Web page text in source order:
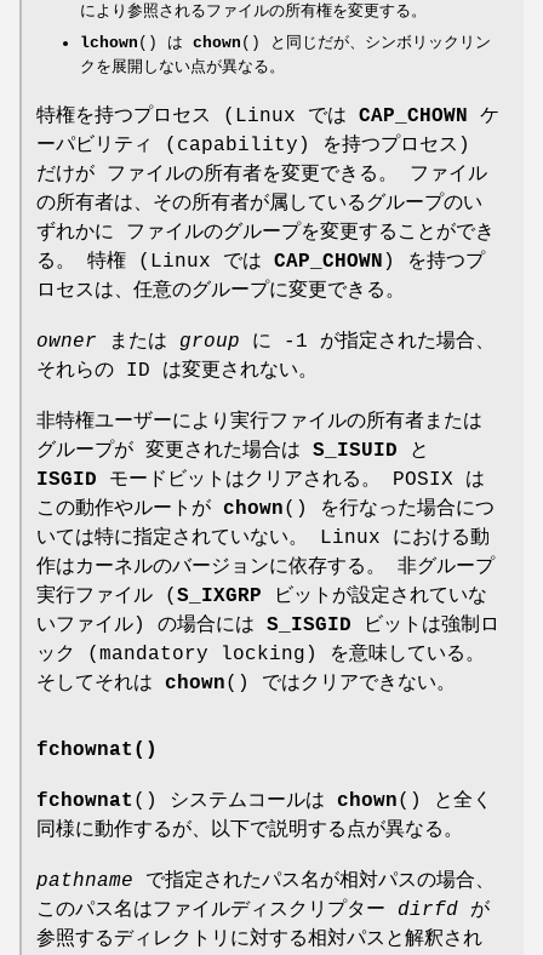
により参照されるファイルの所有権を変更する。
lchown () は chown () と同じだが、シンボリックリン
クを展開しない点が異なる。
特権を持つプロセス (Linux では CAP_CHOWN
ケ
ーパビリティ (capability) を持つプロセス)
だけが ファイルの所有者を変更できる。 ファイル
の所有者は、その所有者が属しているグループのい
ずれかに ファイルのグループを変更することができ
る。 特権 (Linux では CAP_CHOWN ) を持つプ
ロセスは、任意のグループに変更できる。
owner または group に -1 が指定された場合、
それらの ID は変更されない。
非特権ユーザーにより実行ファイルの所有者または
グループが 変更された場合は S_ISUID と
ISGID モードビットはクリアされる。 POSIX は
この動作やルートが chown() を行なった場合につ
いては特に指定されていない。 Linux における動
作はカーネルのバージョンに依存する。 非グループ
実行ファイル ( S_IXGRP ビットが設定されていな
いファイル) の場合には S_ISGID ビットは強制ロ
ック (mandatory locking) を意味している。
そしてそれは chown() ではクリアできない。
fchownat()
fchownat () システムコールは chown() と全く
同様に動作するが、以下で説明する点が異なる。
pathname で指定されたパス名が相対パスの場合、
このパス名はファイルディスクリプター dirfd が
参照するディレクトリに対する相対パスと解釈され